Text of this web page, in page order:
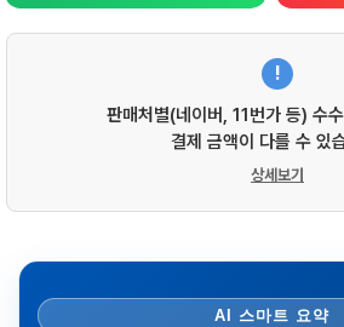
!
판매처별(네이버, 11번가 등) 수
결제 금액이 다를 수 있
상세보기
AI 스마트 요약